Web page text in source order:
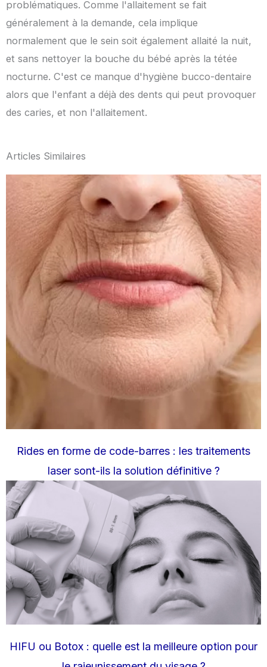
problématiques. Comme l'allaitement se fait
généralement à la demande, cela implique
normalement que le sein soit également allaité la nuit,
et sans nettoyer la bouche du bébé après la tétée
nocturne. C'est ce manque d'hygiène bucco-dentaire
alors que l'enfant a déjà des dents qui peut provoquer
des caries, et non l'allaitement.
Articles Similaires
Rides en forme de code-barres : les traitements
laser sont-ils la solution définitive ?
HIFU ou Botox : quelle est la meilleure option pour